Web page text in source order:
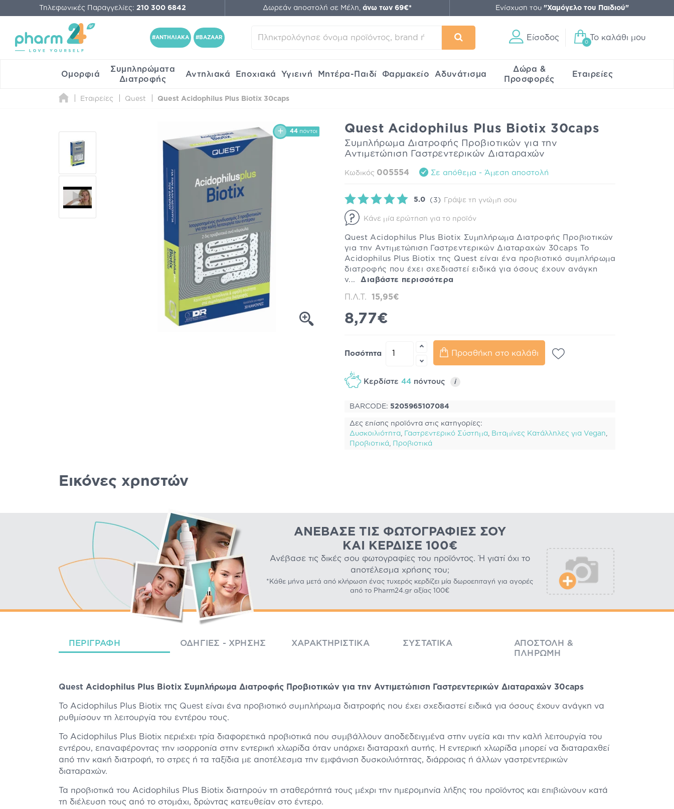
Τηλεφωνικές Παραγγελίες: 210 300 6842 Δωρεάν αποστολή σε Μέλη, άνω των 69€* Ενίσχυση του "Χαμόγελο του Παιδιού"
#ΑΝΤΗΛΙΑΚΑ #BAZAAR Είσοδος
0
Το καλάθι μου
Ομορφιά
Συμπληρώματα
Διατροφής
Αντηλιακά Εποχιακά Υγιεινή Μητέρα-Παιδί Φαρμακείο Αδυνάτισμα
Δώρα &
Προσφορές
Εταιρείες
Εταιρείες Quest Quest Acidophilus Plus Biotix 30caps
44 πόντοι Quest Acidophilus Plus Biotix 30caps
Συμπλήρωμα Διατροφής Προβιοτικών για την
Αντιμετώπιση Γαστρεντερικών Διαταραχών
Κωδικός 005554 Σε απόθεμα - Άμεση αποστολή
5.0 (3) Γράψε τη γνώμη σου
Κάνε μία ερώτηση για το προϊόν
Quest Acidophilus Plus Biotix Συμπλήρωμα Διατροφής Προβιοτικών
για την Αντιμετώπιση Γαστρεντερικών Διαταραχών 30caps Το
Acidophilus Plus Biotix της Quest είναι ένα προβιοτικό συμπλήρωμα
διατροφής που έχει σχεδιαστεί ειδικά για όσους έχουν ανάγκη
ν...Διαβάστε περισσότερα
Π.Λ.Τ. 15,95€
8,77€
Ποσότητα Προσθήκη στο καλάθι
Κερδίστε 44 πόντους i
BARCODE: 5205965107084
Δες επίσης προϊόντα στις κατηγορίες:
Δυσκοιλιότητα
Γαστρεντερικό Σύστημα Βιταμίνες Κατάλληλες για Vegan
Προβιοτικά
Προβιοτικά
Εικόνες χρηστών
ΑΝΈΒΑΣΕ ΤΙΣ ΦΩΤΟΓΡΑΦΊΕΣ ΣΟΥ
ΚΑΙ ΚΈΡΔΙΣΕ 100€
Ανέβασε τις δικές σου φωτογραφίες του προϊόντος. Ή γιατί όχι το
αποτέλεσμα χρήσης του;
*Κάθε μήνα μετά από κλήρωση ένας τυχερός κερδίζει μία δωροεπιταγή για αγορές
από το Pharm24.gr αξίας 100€
ΠΕΡΙΓΡΑΦΉ ΟΔΗΓΊΕΣ - ΧΡΉΣΗΣ ΧΑΡΑΚΤΗΡΙΣΤΙΚΆ ΣΥΣΤΑΤΙΚΆ
ΑΠΟΣΤΟΛΉ &
ΠΛΗΡΩΜΉ
Quest Acidophilus Plus Biotix Συμπλήρωμα Διατροφής Προβιοτικών για την Αντιμετώπιση Γαστρεντερικών Διαταραχών 30caps
Το Acidophilus Plus Biotix της Quest είναι ένα προβιοτικό συμπλήρωμα διατροφής που έχει σχεδιαστεί ειδικά για όσους έχουν ανάγκη να
ρυθμίσουν τη λειτουργία του εντέρου τους.
Το Acidophilus Plus Biotix περιέχει τρία διαφορετικά προβιοτικά που συμβάλλουν αποδεδειγμένα στην υγεία και την καλή λειτουργία του
εντέρου, επαναφέροντας την ισορροπία στην εντερική χλωρίδα όταν υπάρχει διαταραχή αυτής. Η εντερική χλωρίδα μπορεί να διαταραχθεί
από την κακή διατροφή, το στρες ή τα ταξίδια με αποτέλεσμα την εμφάνιση δυσκοιλιότητας, διάρροιας ή άλλων γαστρεντερικών
διαταραχών.
Τα προβιοτικά του Acidophilus Plus Biotix διατηρούν τη σταθερότητά τους μέχρι την ημερομηνία λήξης του προϊόντος και επιβιώνουν κατά
τη διέλευση τους από το στομάχι, δρώντας κατευθείαν στο έντερο.